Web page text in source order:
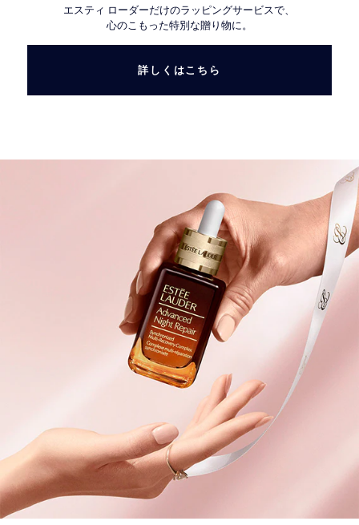
エスティ ローダーだけのラッピングサービスで、
心のこもった特別な贈り物に。
詳しくはこちら